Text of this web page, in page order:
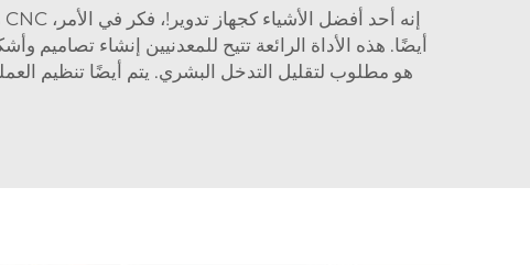
إنه أحد أفضل الأشياء كجهاز تدوير!، فكر في الأمر، CNC معدني جينتشنغ
هو مطلوب لتقليل التدخل البشري. يتم أيضًا تنظيم